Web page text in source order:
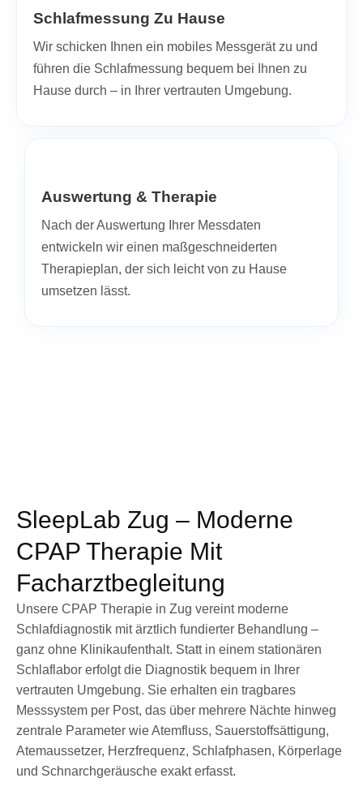
Schlafmessung Zu Hause
Wir schicken Ihnen ein mobiles Messgerät zu und
führen die Schlafmessung bequem bei Ihnen zu
Hause durch – in Ihrer vertrauten Umgebung.
Auswertung & Therapie
Nach der Auswertung Ihrer Messdaten
entwickeln wir einen maßgeschneiderten
Therapieplan, der sich leicht von zu Hause
umsetzen lässt.
SleepLab Zug – Moderne
CPAP Therapie Mit
Facharztbegleitung
Unsere CPAP Therapie in Zug vereint moderne
Schlafdiagnostik mit ärztlich fundierter Behandlung –
ganz ohne Klinikaufenthalt. Statt in einem stationären
Schlaflabor erfolgt die Diagnostik bequem in Ihrer
vertrauten Umgebung. Sie erhalten ein tragbares
Messsystem per Post, das über mehrere Nächte hinweg
zentrale Parameter wie Atemfluss, Sauerstoffsättigung,
Atemaussetzer, Herzfrequenz, Schlafphasen, Körperlage
und Schnarchgeräusche exakt erfasst.